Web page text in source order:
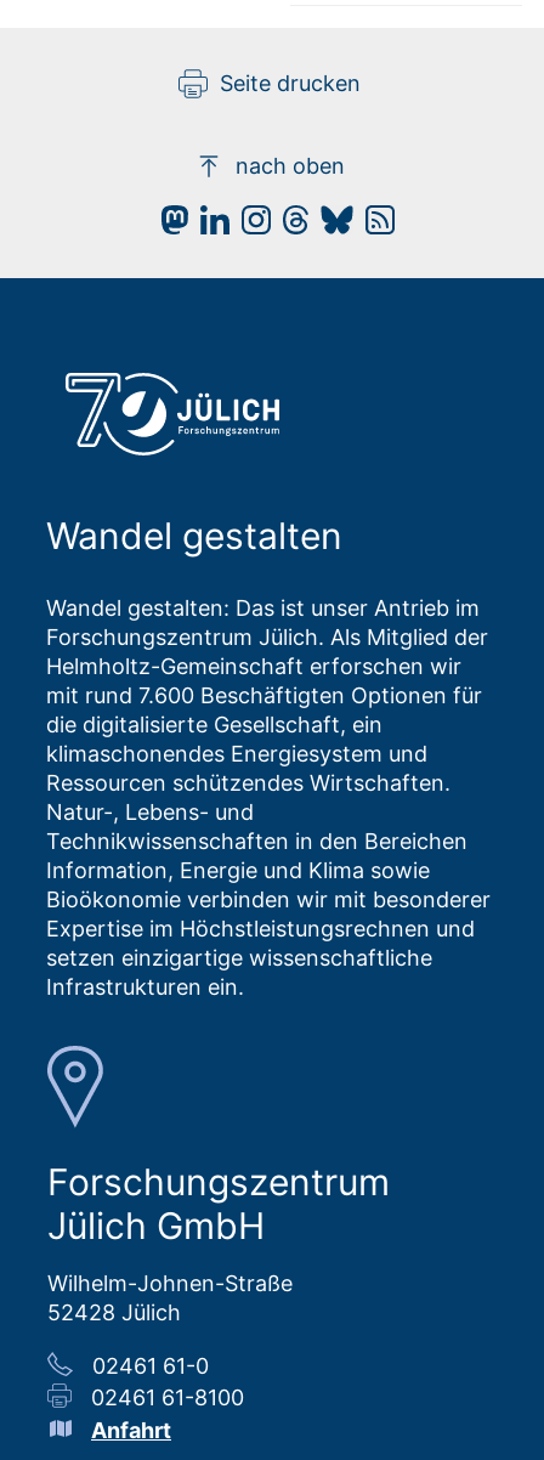
Seite drucken
nach oben
Wandel gestalten
Wandel gestalten: Das ist unser Antrieb im
Forschungszentrum Jülich. Als Mitglied der
Helmholtz-Gemeinschaft erforschen wir
mit rund 7.600 Beschäftigten Optionen für
die digitalisierte Gesellschaft, ein
klimaschonendes Energiesystem und
Ressourcen schützendes Wirtschaften.
Natur-, Lebens- und
Technikwissenschaften in den Bereichen
Information, Energie und Klima sowie
Bioökonomie verbinden wir mit besonderer
Expertise im Höchstleistungsrechnen und
setzen einzigartige wissenschaftliche
Infrastrukturen ein.
Forschungszentrum
Jülich GmbH
Wilhelm-Johnen-Straße
52428 Jülich
02461 61-0
02461 61-8100
Anfahrt